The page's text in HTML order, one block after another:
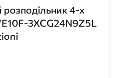
розподільник 4-х
3XCG24N9Z5L